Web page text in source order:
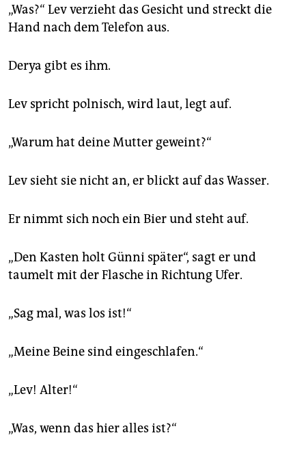
„Was?“ Lev verzieht das Gesicht und streckt die
Hand nach dem Telefon aus.
Derya gibt es ihm.
Lev spricht polnisch, wird laut, legt auf.
„Warum hat deine Mutter geweint?“
Lev sieht sie nicht an, er blickt auf das Wasser.
Er nimmt sich noch ein Bier und steht auf.
„Den Kasten holt Günni später“, sagt er und
taumelt mit der Flasche in Richtung Ufer.
„Sag mal, was los ist!“
„Meine Beine sind eingeschlafen.“
„Lev! Alter!“
„Was, wenn das hier alles ist?“